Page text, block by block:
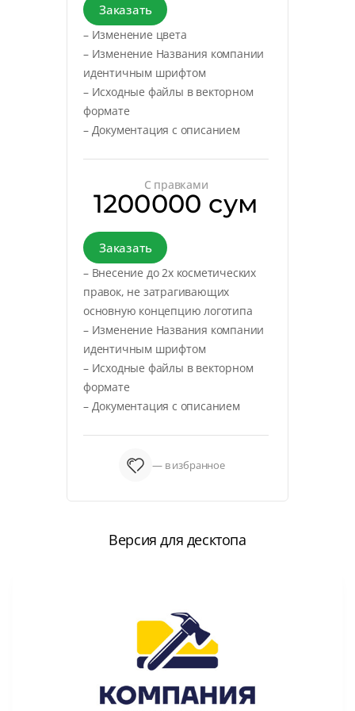
Заказать
– Изменение цвета
– Изменение Названия компании
идентичным шрифтом
– Исходные файлы в векторном
формате
– Документация с описанием
С правками
1200000 сум
Заказать
– Внесение до 2х косметических
правок, не затрагивающих
основную концепцию логотипа
– Изменение Названия компании
идентичным шрифтом
– Исходные файлы в векторном
формате
– Документация с описанием
— в избранное
Версия для десктопа